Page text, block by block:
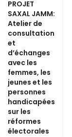
PROJET
SAXAL JAMM:
Atelier de
consultation
et
d’échanges
avec les
femmes, les
jeunes et les
personnes
handicapées
sur les
réformes
électorales